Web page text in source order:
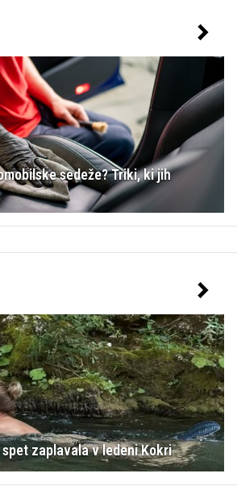
sedeže? Triki, ki jih
zaplavala v ledeni Kokri